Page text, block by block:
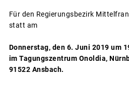
Für den Regierungsbezirk
statt am
Donnerstag, den 6. Juni 2019 um
im Tagungszentrum Onoldia,
91522 Ansbach.